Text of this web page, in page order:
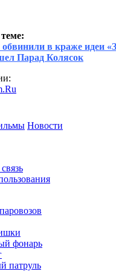
в краже идеи
Парад Колясок
Новости
фонарь
патруль